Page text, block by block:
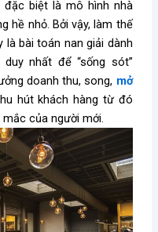
biệt là mô hình nhà
hề nhỏ. Bởi vậy, làm thế
bài toán nan giải dành
nhất để “sống sót”
doanh thu, song, mở
hút khách hàng từ đó
của người mới.